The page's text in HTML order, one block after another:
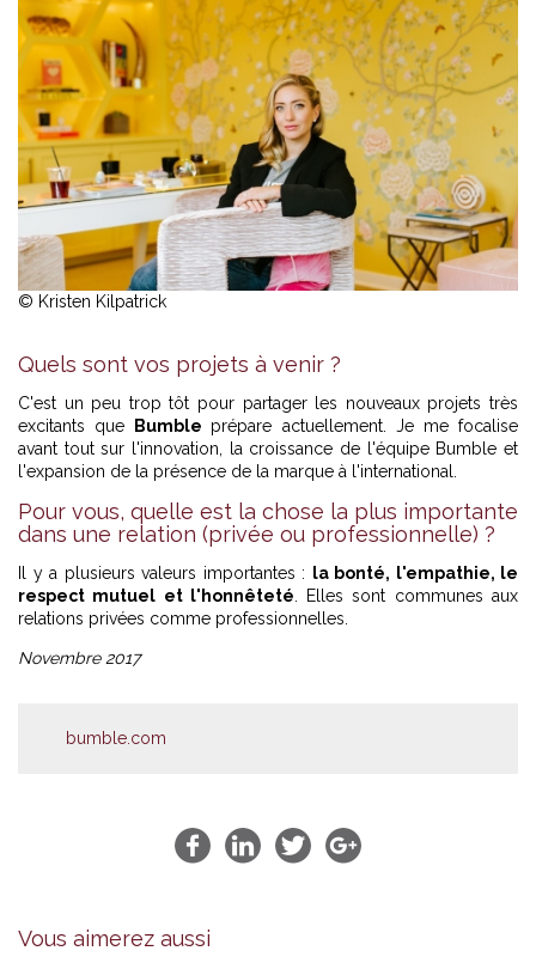
© Kristen Kilpatrick
Quels sont vos projets à venir ?
C'est un peu trop tôt pour partager les nouveaux projets très
excitants que
Bumble prépare actuellement. Je me focalise
avant tout sur l'innovation, la croissance de l'équipe Bumble et
l'expansion de la présence de la marque à l'international.
Pour vous, quelle est la chose la plus importante
dans une relation (privée ou professionnelle) ?
Il y a plusieurs valeurs importantes :
la bonté, l'empathie, le
respect mutuel et l'honnêteté . Elles sont communes aux
relations privées comme professionnelles.
Novembre 2017
bumble.com
Vous aimerez aussi